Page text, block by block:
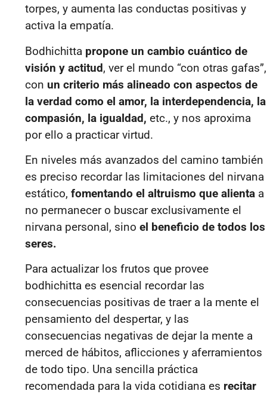
torpes, y aumenta las conductas positivas y
activa la empatía.
Bodhichitta propone un cambio cuántico de
visión y actitud, ver el mundo “con otras gafas”,
con un criterio más alineado con aspectos de
la verdad como el amor, la interdependencia, la
compasión, la igualdad, etc., y nos aproxima
por ello a practicar virtud.
En niveles más avanzados del camino también
es preciso recordar las limitaciones del nirvana
estático, fomentando el altruismo que alienta a
no permanecer o buscar exclusivamente el
nirvana personal, sino el beneficio de todos los
seres.
Para actualizar los frutos que provee
bodhichitta es esencial recordar las
consecuencias positivas de traer a la mente el
pensamiento del despertar, y las
consecuencias negativas de dejar la mente a
merced de hábitos, aflicciones y aferramientos
de todo tipo. Una sencilla práctica
recomendada para la vida cotidiana es recitar